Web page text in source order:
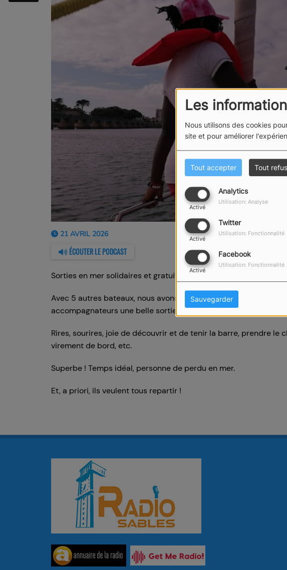
Les
Nous utilisons des cookies
site et pour améliorer
Tout accepter Tout
Analytics
Activé
Utilisation: Analyse
Twitter
Activé
Utilisation: Fonctionnalité
Facebook
Activé
Utilisation: Fonctionnalité
Sauvegarder
21 AVRIL 2026
ÉCOUTER LE PODCAST
Sorties en mer solidaires et gratuites avec ResilientiA ?
Avec 5 autres bateaux, nous avons offert à 18 jeunes de Famille
accompagnateurs une belle sortie en baie des Sables.
Rires, sourires, joie de découvrir et de tenir la barre, prendre le
virement de bord, etc.
Superbe ! Temps idéal, personne de perdu en mer.
Et, a priori, ils veulent tous repartir !